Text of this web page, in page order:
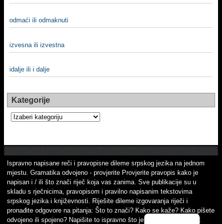
odmaći ili odmaknuti
izvesna ili izvestna
idalje ili i dalje
Kategorije
Kategorije
Ispravno napisane reči i pravopisne dileme srpskog jezika na jednom
mjestu. Gramatika odvojeno - provjerite Provjerite pravopis kako je
napisan i / ili što znači riječ koja vas zanima. Sve publikacije su u
skladu s rječnicima, pravopisom i pravilno napisanim tekstovima
srpskog jezika i književnosti. Riješite dileme izgovaranja riječi i
pronađite odgovore na pitanja: Što to znači? Kako se kaže? Kako pišete
odvojeno ili spojeno? Napišite to ispravno što je važno! Srpski jezik